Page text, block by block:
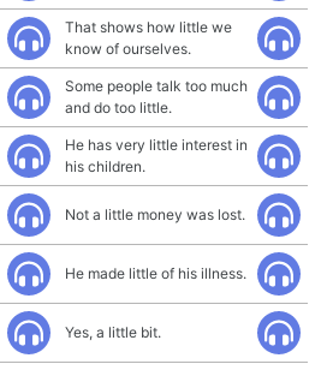
That shows how little we
know of ourselves.
Some people talk too much
and do too little.
He has very little interest in
his children.
Not a little money was lost.
He made little of his illness.
Yes, a little bit.